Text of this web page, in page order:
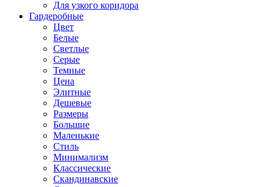
Для узкого коридора
Гардеробные
Цвет
Белые
Светлые
Серые
Темные
Цена
Элитные
Дешевые
Размеры
Большие
Маленькие
Стиль
Минимализм
Классические
Скандинавские